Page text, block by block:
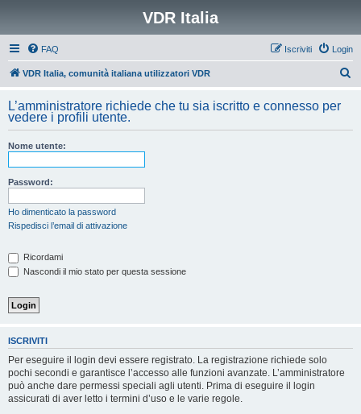
VDR Italia
FAQ Login
Iscriviti
VDR Italia, comunità italiana utilizzatori VDR
c
L’amministratore richiede che tu sia iscritto e connesso per
vedere i profili utente.
Nome utente:
Password:
Ho dimenticato la password
Rispedisci l’email di attivazione
Ricordami
Nascondi il mio stato per questa sessione
ISCRIVITI
Per eseguire il login devi essere registrato. La registrazione richiede solo
pochi secondi e garantisce l’accesso alle funzioni avanzate. L’amministratore
può anche dare permessi speciali agli utenti. Prima di eseguire il login
assicurati di aver letto i termini d’uso e le varie regole.